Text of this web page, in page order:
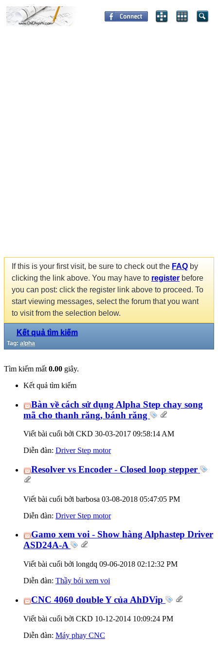
If this is your first visit, be sure to check out the FAQ by
clicking the link above. You may have to register before
you can post: click the register link above to proceed. To
start viewing messages, select the forum that you want
to visit from the selection below.
Kết quả tìm kiếm
Tag: alpha
Tìm kiếm mất 0.00 giây.
Kết quả tìm kiếm
Bàn về cách sử dụng Alpha Step chay song
mã cho thanh răng, bánh răng
Viết bài cuối bởi CKD 30-03-2017 09:58:14 AM
Diễn đàn: Driver Step motor
Resolver vs Encoder - Closed loop stepper
Viết bài cuối bởi barbosa 03-08-2018 05:47:05 PM
Diễn đàn: Driver Step motor
Gamo xem voi - Show hàng Alphastep Driver
ASD24A-A
Viết bài cuối bởi longdq 09-06-2018 02:12:32 PM
Diễn đàn: Thầy bói xem voi
CNC 4060 double Y của AhDVip
Viết bài cuối bởi CKD 10-12-2014 10:09:24 PM
Diễn đàn: Máy phay CNC